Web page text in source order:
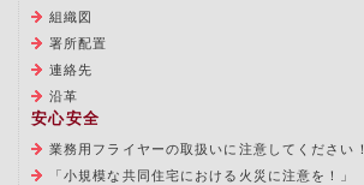
組織図
署所配置
連絡先
沿革
安心安全
業務用フライヤーの取扱いに注意してください！
「小規模な共同住宅における火災に注意を！」